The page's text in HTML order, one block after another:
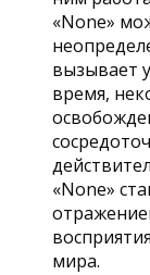
«None»
вызывает
время,
«None»
мира.